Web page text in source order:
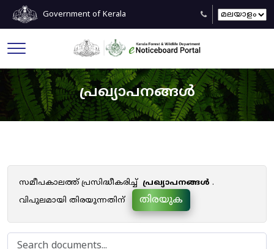
Government of Kerala
പ്രഖ്യാപനങ്ങൾ
സമീപകാലത്ത് പ്രസിദ്ധീകരിച്ച് പ്രഖ്യാപനങ്ങൾ .
വിപുലമായി തിരയുന്നതിന്
തിരയുക